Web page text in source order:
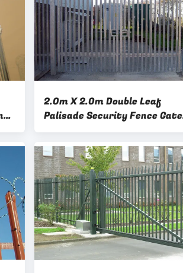
2.0m X 2.0m Double Leaf
Palisade Security Fence Gate
Kit